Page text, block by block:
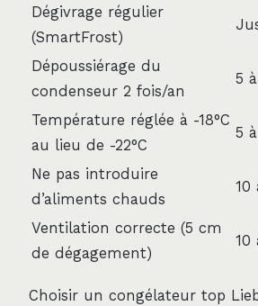
Dégivrage régulier
(SmartFrost)
Dépoussiérage du
condenseur 2 fois/an
5
Température réglée à -18°C
au lieu de -22°C
5
Ne pas introduire
d’aliments chauds
10
Ventilation correcte (5 cm
de dégagement)
10
Choisir un congélateur top